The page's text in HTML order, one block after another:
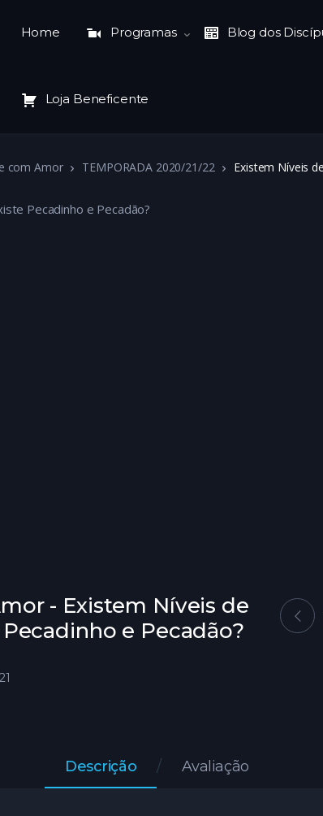
Home Programas Blog dos
Loja Beneficente
com Amor TEMPORADA 2020/21/22 Existem Níveis
Pecadinho e Pecadão?
- Existem Níveis de
e Pecadão?
Descrição Avaliação